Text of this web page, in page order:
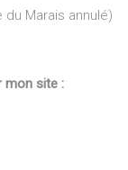
Marais annulé)
mon site :